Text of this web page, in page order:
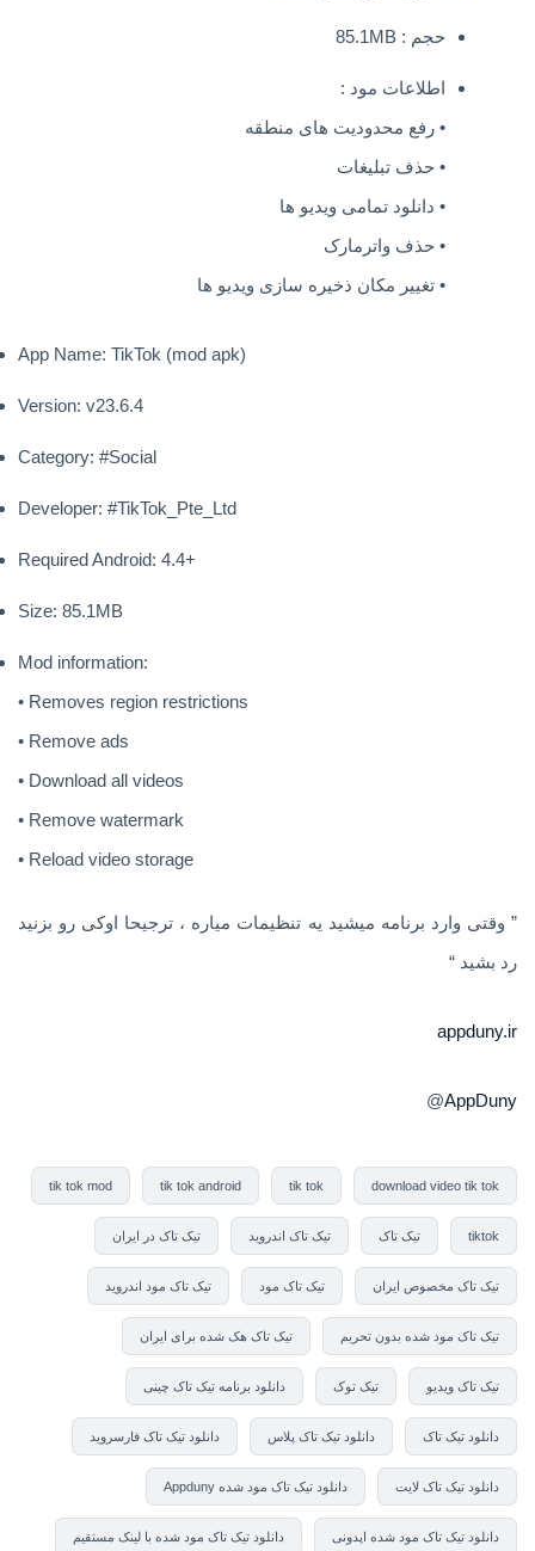
حجم : 85.1MB
اطلاعات مود :
• رفع محدودیت های منطقه
• حذف تبلیغات
• دانلود تمامی ویدیو ها
• حذف واترمارک
• تغییر مکان ذخیره سازی ویدیو ها
App Name: TikTok (mod apk)
Version: v23.6.4
Category: #Social
Developer: #TikTok_Pte_Ltd
Required Android: 4.4+
Size: 85.1MB
Mod information:
• Removes region restrictions
• Remove ads
• Download all videos
• Remove watermark
• Reload video storage
” وقتی وارد برنامه میشید یه تنظیمات میاره ، ترجیحا اوکی رو بزنید
رد بشید “
appduny.ir
AppDuny
@
download video tik tok
tik tok
tik tok android
tik tok mod
tiktok تیک تاک تیک تاک اندروید تیک تاک در ایران
تیک تاک مخصوص ایران تیک تاک مود تیک تاک مود اندروید
تیک تاک مود شده بدون تحریم تیک تاک هک شده برای ایران
تیک تاک ویدیو تیک توک دانلود برنامه تیک تاک چینی
دانلود تیک تاک دانلود تیک تاک پلاس دانلود تیک تاک فارسروید
دانلود تیک تاک لایت دانلود تیک تاک مود شده Appduny
دانلود تیک تاک مود شده اپدونی دانلود تیک تاک مود شده با لینک مستقیم